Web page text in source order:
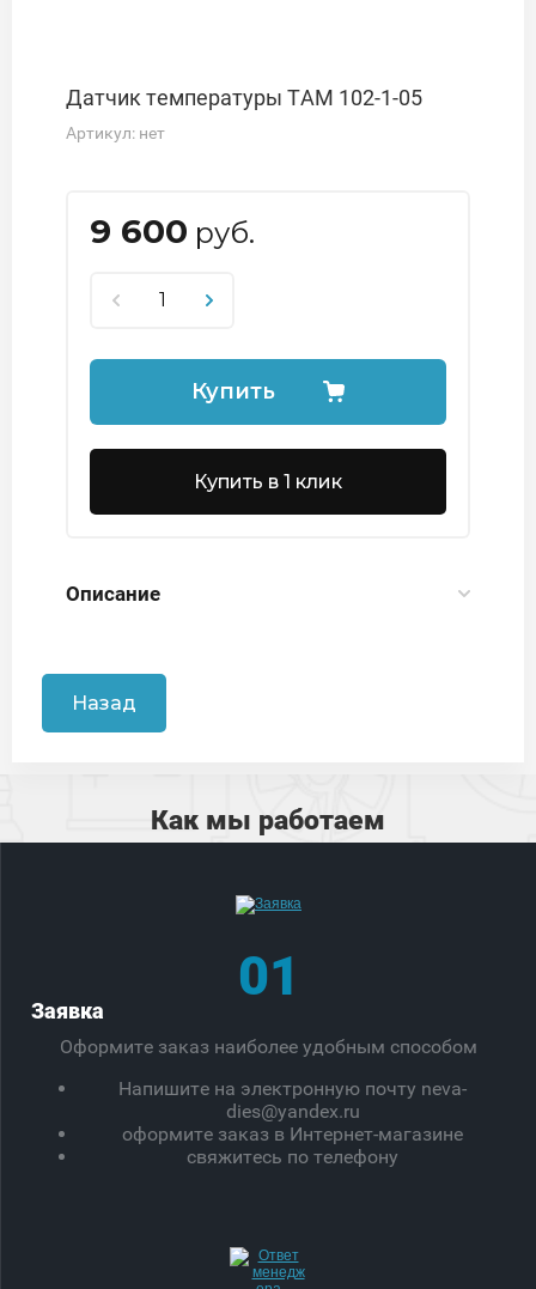
Датчик температуры ТАМ 102-1-05
Артикул: нет
9 600 руб.
Купить
Купить в 1 клик
Описание
Назад
Как мы работаем
01
Заявка
Оформите заказ наиболее удобным способом
Напишите на электронную почту neva-
dies@yandex.ru
оформите заказ в Интернет-магазине
свяжитесь по телефону